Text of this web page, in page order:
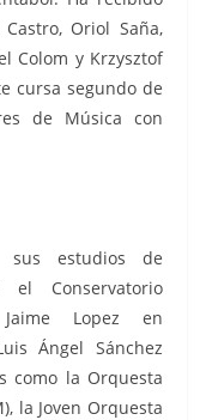
Oriol Saña,
Colom y Krzysztof
cursa segundo de
de Música con
sus estudios de
Conservatorio
Lopez en
Ángel Sánchez
como la Orquesta
la Joven Orquesta